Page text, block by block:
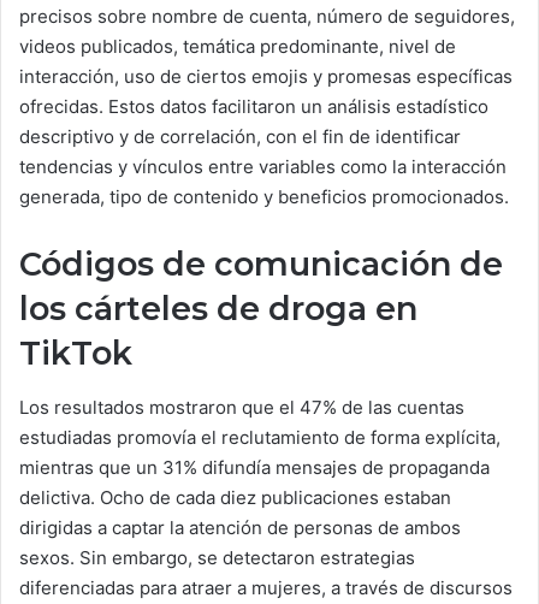
precisos sobre nombre de cuenta, número de seguidores,
videos publicados, temática predominante, nivel de
interacción, uso de ciertos emojis y promesas específicas
ofrecidas. Estos datos facilitaron un análisis estadístico
descriptivo y de correlación, con el fin de identificar
tendencias y vínculos entre variables como la interacción
generada, tipo de contenido y beneficios promocionados.
Códigos de comunicación de
los cárteles de droga en
TikTok
Los resultados mostraron que el 47% de las cuentas
estudiadas promovía el reclutamiento de forma explícita,
mientras que un 31% difundía mensajes de propaganda
delictiva. Ocho de cada diez publicaciones estaban
dirigidas a captar la atención de personas de ambos
sexos. Sin embargo, se detectaron estrategias
diferenciadas para atraer a mujeres, a través de discursos